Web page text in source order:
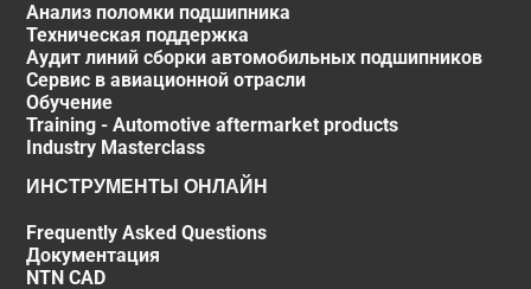
Анализ поломки подшипника
Техническая поддержка
Аудит линий сборки автомобильных подшипников
Сервис в авиационной отрасли
Обучение
Training - Automotive aftermarket products
Industry Masterclass
ИНСТРУМЕНТЫ ОНЛАЙН
Frequently Asked Questions
Документация
NTN CAD